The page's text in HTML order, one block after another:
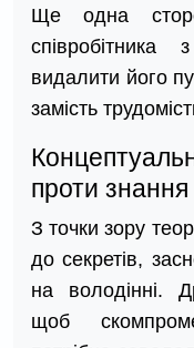
Ще одна
видалити його
замість
проти знання
З точки зору
до секретів,
на володінні.
щоб